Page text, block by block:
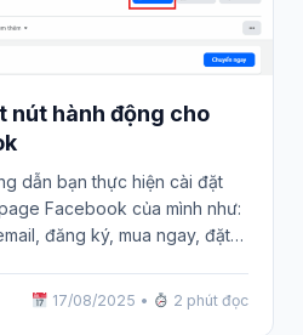
nút hành động cho
dẫn bạn thực hiện cài đặt
Facebook của mình như:
đăng ký, mua ngay, đặt
17/08/2025 • 2 phút đọc